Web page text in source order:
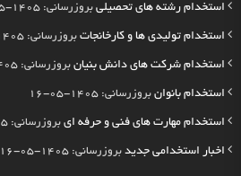
استخدام رشته های تحصیلی بروزرسانی: 1405-05-16
استخدام تولیدی ها و کارخانجات بروزرسانی: 1405-05-16
استخدام شرکت های دانش بنیان بروزرسانی: 1405-05-16
استخدام بانوان بروزرسانی: 1405-05-16
استخدام مهارت های فنی و حرفه ای بروزرسانی: 1405-05-16
اخبار استخدامی جدید بروزرسانی: 1405-05-16